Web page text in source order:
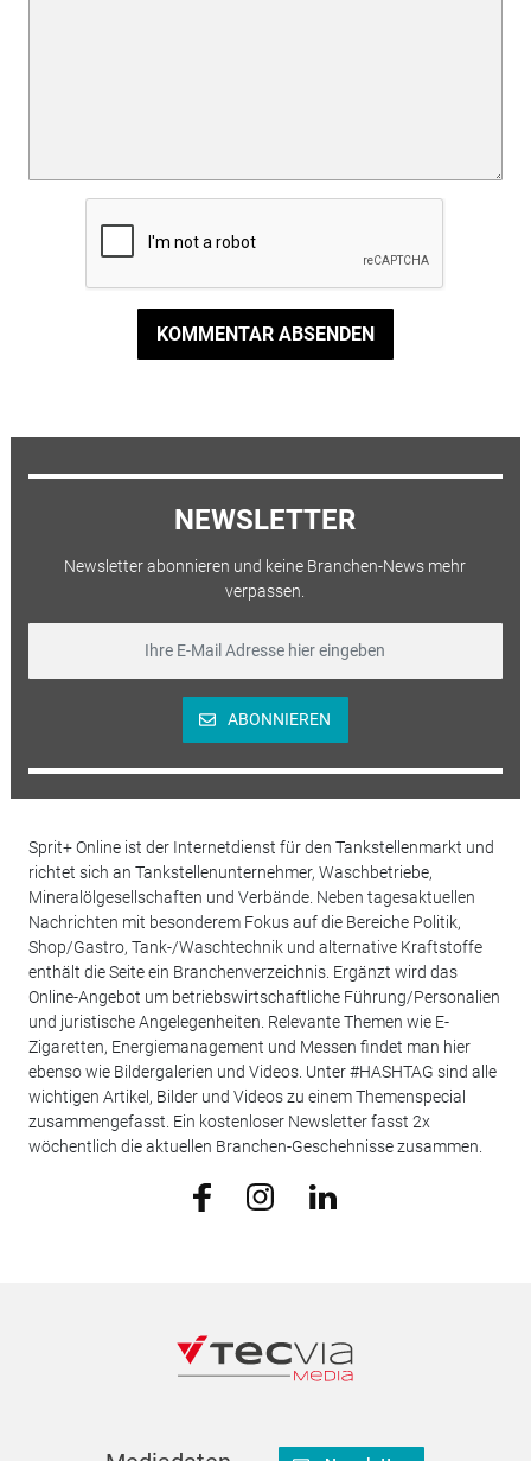
KOMMENTAR ABSENDEN
NEWSLETTER
Newsletter abonnieren und keine Branchen-News mehr
verpassen.
ABONNIEREN
Sprit+ Online ist der Internetdienst für den Tankstellenmarkt und
richtet sich an Tankstellenunternehmer, Waschbetriebe,
Mineralölgesellschaften und Verbände. Neben tagesaktuellen
Nachrichten mit besonderem Fokus auf die Bereiche Politik,
Shop/Gastro, Tank-/Waschtechnik und alternative Kraftstoffe
enthält die Seite ein Branchenverzeichnis. Ergänzt wird das
Online-Angebot um betriebswirtschaftliche Führung/Personalien
und juristische Angelegenheiten. Relevante Themen wie E-
Zigaretten, Energiemanagement und Messen findet man hier
ebenso wie Bildergalerien und Videos. Unter #HASHTAG sind alle
wichtigen Artikel, Bilder und Videos zu einem Themenspecial
zusammengefasst. Ein kostenloser Newsletter fasst 2x
wöchentlich die aktuellen Branchen-Geschehnisse zusammen.